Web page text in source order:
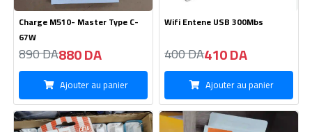
Boite HOCO C81A
320 DA310 DA
Cable LDNIO Original 1M -Type
MICRO-25W
240 DA230 DA